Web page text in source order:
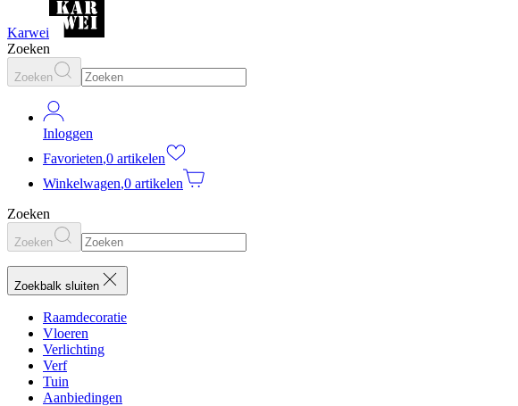
Karwei
Zoeken
Zoeken
Inloggen
Favorieten,0 artikelen
Winkelwagen,0 artikelen
Zoeken
Zoeken
Zoekbalk sluiten
Raamdecoratie
Vloeren
Verlichting
Verf
Tuin
Aanbiedingen